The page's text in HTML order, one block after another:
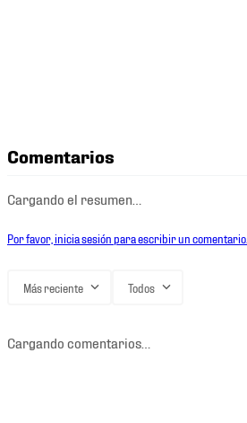
Comentarios
Cargando el resumen…
Por favor, inicia sesión para escribir un comentario.
Más reciente Todos
Cargando comentarios…